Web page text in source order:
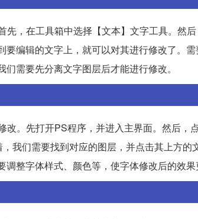
，在工具箱中选择【文本】文字工具。然
编辑的文字上，就可以对其进行修改了。
需要先分离文字图层后才能进行修改。
。先打开PS程序，并进入主界面。然后，
我们需要找到对应的图层，并点击其上方
整字体样式、颜色等，使字体修改后的效果